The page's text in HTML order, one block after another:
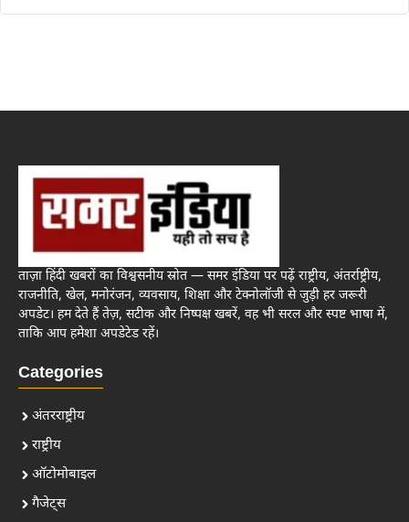
ताज़ा हिंदी खबरों का विश्वसनीय स्रोत — समर इंडिया पर पढ़ें राष्ट्रीय, अंतर्राष्ट्रीय,
राजनीति, खेल, मनोरंजन, व्यवसाय, शिक्षा और टेक्नोलॉजी से जुड़ी हर जरूरी
अपडेट। हम देते हैं तेज़, सटीक और निष्पक्ष खबरें, वह भी सरल और स्पष्ट भाषा में,
ताकि आप हमेशा अपडेटेड रहें।
Categories
अंतरराष्ट्रीय
राष्ट्रीय
ऑटोमोबाइल
गैजेट्स